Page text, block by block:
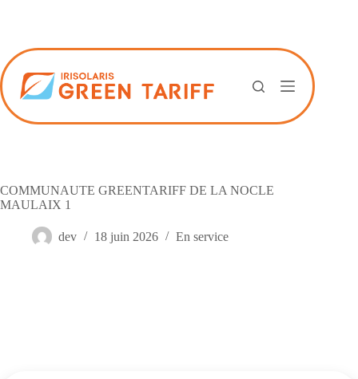
COMMUNAUTE GREENTARIFF DE LA NOCLE
MAULAIX 1
dev 18 juin 2026 En service